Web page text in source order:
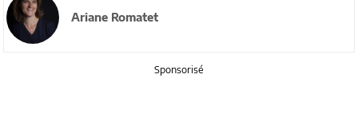
Ariane Romatet
Sponsorisé